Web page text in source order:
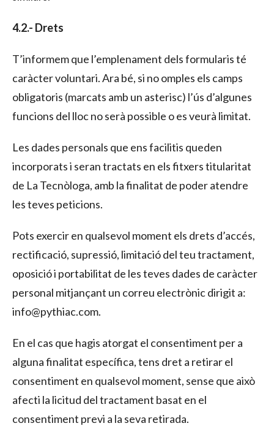
4.2.- Drets
T’informem que l’emplenament dels formularis té
caràcter voluntari. Ara bé, si no omples els camps
obligatoris (marcats amb un asterisc) l’ús d’algunes
funcions del lloc no serà possible o es veurà limitat.
Les dades personals que ens facilitis queden
incorporats i seran tractats en els fitxers titularitat
de La Tecnòloga, amb la finalitat de poder atendre
les teves peticions.
Pots exercir en qualsevol moment els drets d’accés,
rectificació, supressió, limitació del teu tractament,
oposició i portabilitat de les teves dades de caràcter
personal mitjançant un correu electrònic dirigit a:
info@pythiac.com.
En el cas que hagis atorgat el consentiment per a
alguna finalitat específica, tens dret a retirar el
consentiment en qualsevol moment, sense que això
afecti la licitud del tractament basat en el
consentiment previ a la seva retirada.